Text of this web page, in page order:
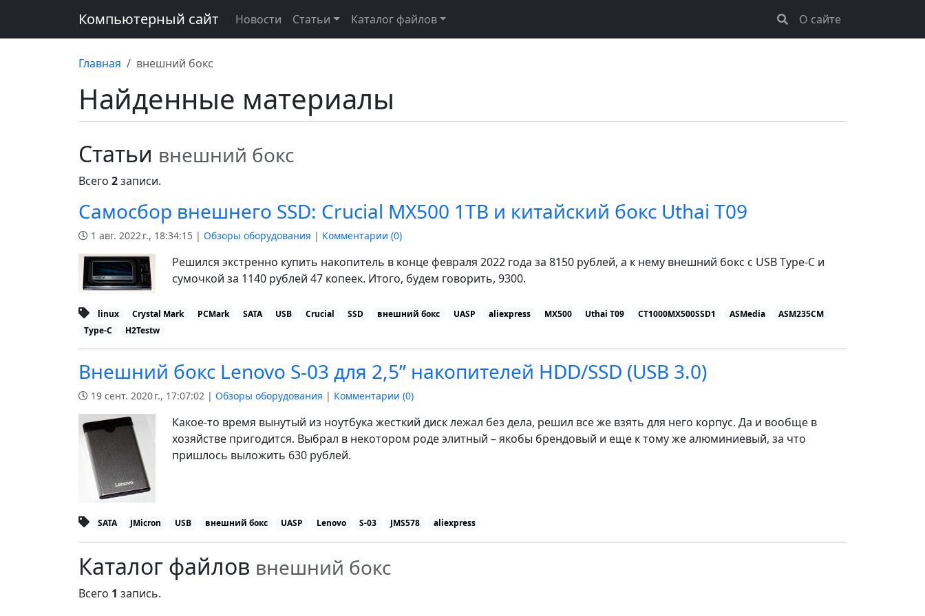
Компьютерный сайт Новости Статьи Каталог файлов О сайте
Главная внешний бокс
Найденные материалы
Статьи внешний бокс
Всего 2записи.
Самосбор внешнего SSD: Crucial MX500 1TB и китайский бокс Uthai T09
1 авг. 2022 г., 18:34:15 | Обзоры оборудования | Комментарии (0)
Решился экстренно купить накопитель в конце февраля 2022 года за 8150 рублей, а к нему внешний бокс с USB Type-C и
сумочкой за 1140 рублей 47 копеек. Итого, будем говорить, 9300.
linux Crystal Mark PCMark SATA USB Crucial SSD внешний бокс UASP aliexpress MX500 Uthai T09 CT1000MX500SSD1 ASMedia
ASM235CM
Type-C
H2Testw
Внешний бокс Lenovo S-03 для 2,5” накопителей HDD/SSD (USB 3.0)
19 сент. 2020 г., 17:07:02 | Обзоры оборудования | Комментарии (0)
Какое-то время вынутый из ноутбука жесткий диск лежал без дела, решил все же взять для него корпус. Да и вообще в
хозяйстве пригодится. Выбрал в некотором роде элитный – якобы брендовый и еще к тому же алюминиевый, за что
пришлось выложить 630 рублей.
SATA JMicron USB внешний бокс UASP Lenovo S-03 JMS578 aliexpress
Каталог файлов внешний бокс
Всего 1 запись.